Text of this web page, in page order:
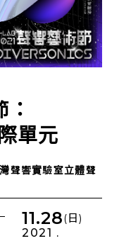
單元
聲響實驗室立體聲
11.28(日)
2021 .